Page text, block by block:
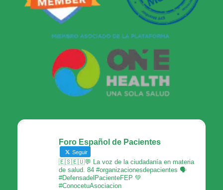
Foro Español de Pacientes
Seguir
🇪🇸🇪🇺💬 La voz de la ciudadanía en materia
de salud. 84 #organizacionesdepacientes 🗣
#DefensadelPacienteFEP 💚
#ConocetuAsociacion